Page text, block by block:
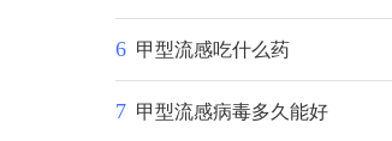
6 甲型流感吃什么药
7 甲型流感病毒多久能好